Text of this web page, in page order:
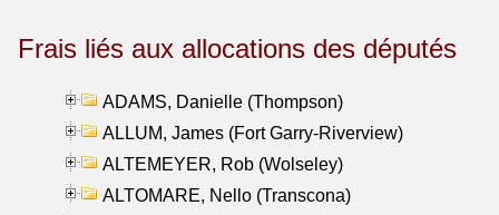
Frais liés aux allocations des députés
ADAMS, Danielle (Thompson)
ALLUM, James (Fort Garry-Riverview)
ALTEMEYER, Rob (Wolseley)
ALTOMARE, Nello (Transcona)